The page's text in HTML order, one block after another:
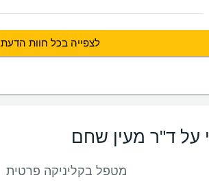
לצפייה בכל חוות הדעת
על ד"ר מעין שחם
מטפל בקליניקה פרטית